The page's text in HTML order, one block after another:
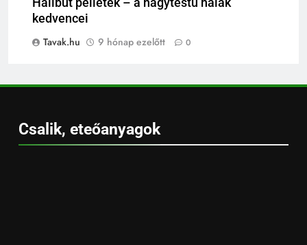
Halibut pelletek – a nagytestű halak
kedvencei
Tavak.hu
9 hónap ezelőtt 0
Csalik, eteőanyagok